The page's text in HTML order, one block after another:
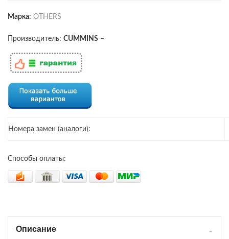
Марка: OTHERS
Производитель: CUMMINS –
Номера замен (аналоги):
Способы оплаты:
Описание